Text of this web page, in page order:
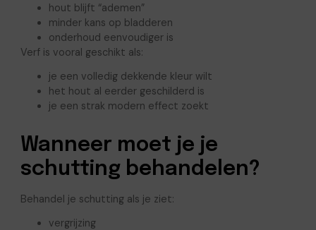
hout blijft “ademen”
minder kans op bladderen
onderhoud eenvoudiger is
Verf is vooral geschikt als:
je een volledig dekkende kleur wilt
het hout al eerder geschilderd is
je een strak modern effect zoekt
Wanneer moet je je
schutting behandelen?
Behandel je schutting als je ziet:
vergrijzing